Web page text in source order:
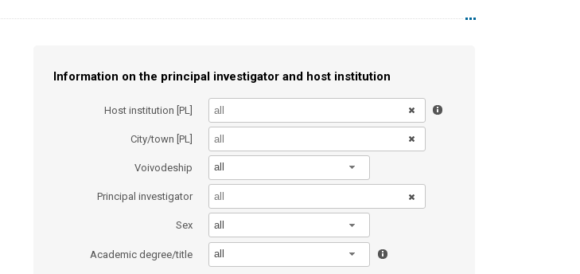
Information on the principal investigator and host institution
Host institution [PL]
City/town [PL]
Voivodeship all
Principal investigator
Sex all
Academic degree/title all